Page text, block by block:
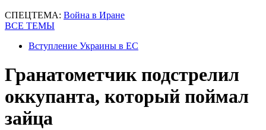
СПЕЦТЕМА: Война в Иране
ВСЕ ТЕМЫ
Вступление Украины в ЕС
Гранатометчик подстрелил
оккупанта, который поймал
зайца